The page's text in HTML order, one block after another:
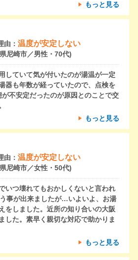
もっと見る
由： 温度が安定しない
尼崎市／男性・70代)
していて気が付いたのが湯温が一定
器も年数が経っていたので、点検を
が不安定だったのが原因とのことで交
もっと見る
由： 温度が安定しない
尼崎市／女性・50代)
いつ壊れてもおかしくないと言われ
事が出来ましたが…いよいよ、お湯
をしました。近所の知り合いの大阪
した。素早く親切な対応で助かりま
もっと見る